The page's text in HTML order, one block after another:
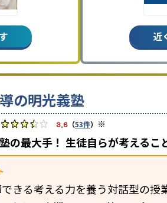
近
の明光義塾
3.6 （53件） ※
の最大手！ 生徒自らが考える
きる考える力を養う対話型の授